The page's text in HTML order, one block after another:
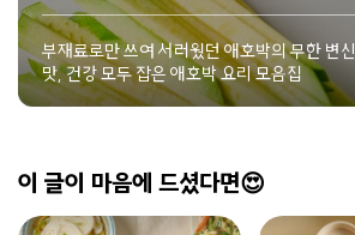
부재료로만 쓰여 서러웠던 애호박의 무한 변신
맛, 건강 모두 잡은 애호박 요리 모음집
이 글이 마음에 드셨다면😍